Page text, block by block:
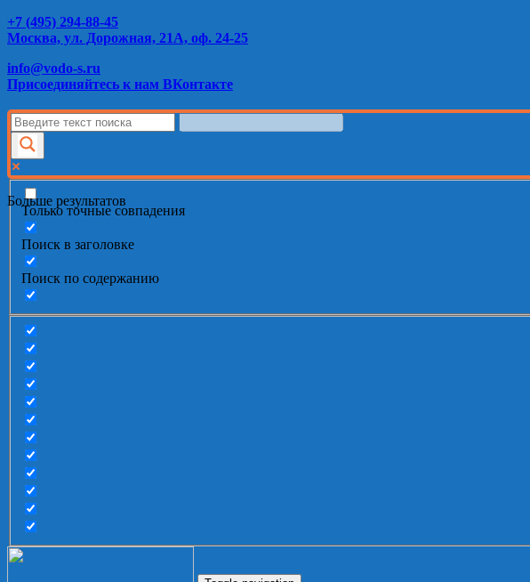
+7 (495) 294-88-45
Москва, ул. Дорожная, 21А, оф. 24-25
info@vodo-s.ru
Присоединяйтесь к нам ВКонтакте
Больше результатов
Только точные совпадения
Поиск в заголовке
Поиск по содержанию